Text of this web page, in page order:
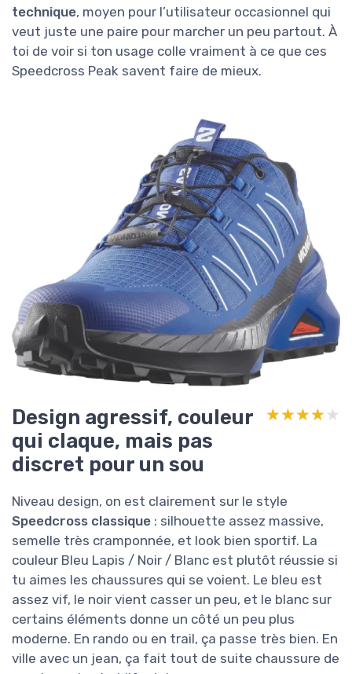
technique, moyen pour l’utilisateur occasionnel qui
veut juste une paire pour marcher un peu partout. À
toi de voir si ton usage colle vraiment à ce que ces
Speedcross Peak savent faire de mieux.
Design agressif, couleur
qui claque, mais pas
discret pour un sou
★★★★★
★★★★★
Niveau design, on est clairement sur le style
Speedcross classique : silhouette assez massive,
semelle très cramponnée, et look bien sportif. La
couleur Bleu Lapis / Noir / Blanc est plutôt réussie si
tu aimes les chaussures qui se voient. Le bleu est
assez vif, le noir vient casser un peu, et le blanc sur
certains éléments donne un côté un peu plus
moderne. En rando ou en trail, ça passe très bien. En
ville avec un jean, ça fait tout de suite chaussure de